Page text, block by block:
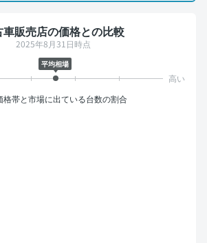
車販売店の価格との比較
2025年8月31日時点
平均相場
格帯と市場に出ている台数の割合